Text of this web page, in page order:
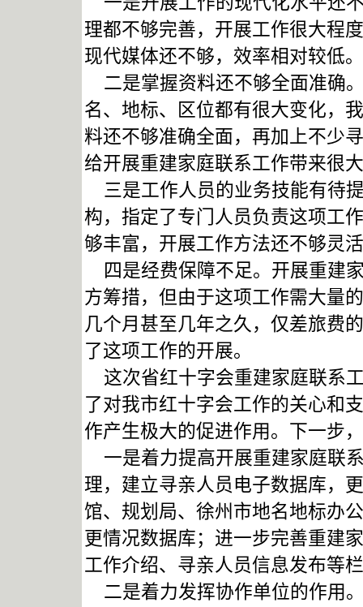
理都不够完善，开展工作很大程
现代媒体还不够，效率相对较低。
二是掌握资料还不够全面准确
名、地标、区位都有很大变化，
料还不够准确全面，再加上不少
给开展重建家庭联系工作带来很
三是工作人员的业务技能有待
构，指定了专门人员负责这项工
够丰富，开展工作方法还不够灵
四是经费保障不足。开展重建
方筹措，但由于这项工作需大量
几个月甚至几年之久，仅差旅费
了这项工作的开展。
这次省红十字会重建家庭联系
了对我市红十字会工作的关心和
作产生极大的促进作用。下一步
一是着力提高开展重建家庭联
理，建立寻亲人员电子数据库，
馆、规划局、徐州市地名地标办
更情况数据库；进一步完善重建
工作介绍、寻亲人员信息发布等
二是着力发挥协作单位的作用